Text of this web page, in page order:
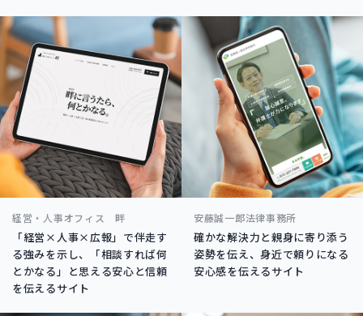
経営・人事オフィス 畔
「経営×人事×広報」で伴走す
る強みを示し、「相談すれば何
とかなる」と思える安心と信頼
を伝えるサイト
安藤誠一郎法律事務所
確かな解決力と親身に寄り添う
姿勢を伝え、身近で頼りになる
安心感を伝えるサイト